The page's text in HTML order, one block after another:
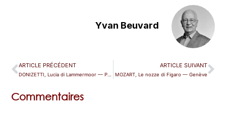
Yvan Beuvard
ARTICLE PRÉCÉDENT ARTICLE SUIVANT
MOZART, Le nozze di Figaro — Genève
Commentaires